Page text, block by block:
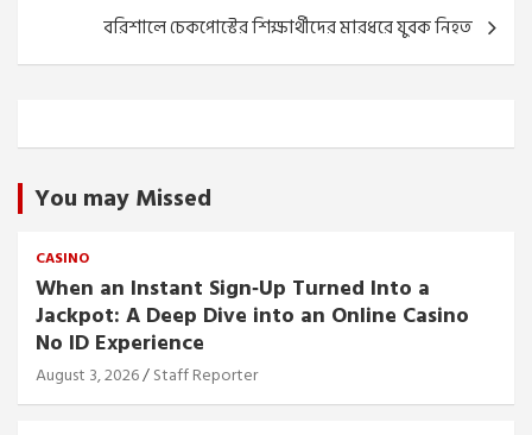
বরিশালে চেকপোস্টের শিক্ষার্থীদের মারধরে যুবক নিহত
You may Missed
CASINO
When an Instant Sign‑Up Turned Into a
Jackpot: A Deep Dive into an Online Casino
No ID Experience
August 3, 2026 Staff Reporter